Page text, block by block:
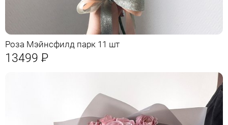
Роза Мэйнсфилд парк 11 шт
13499 Р